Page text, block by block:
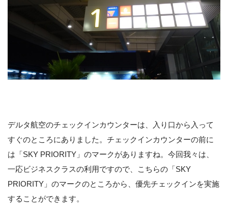
デルタ航空のチェックインカウンターは、入り口から入って
すぐのところにありました。チェックインカウンターの前に
は「SKY PRIORITY」のマークがありますね。今回我々は、
一応ビジネスクラスの利用ですので、こちらの「SKY
PRIORITY」のマークのところから、優先チェックインを実施
することができます。